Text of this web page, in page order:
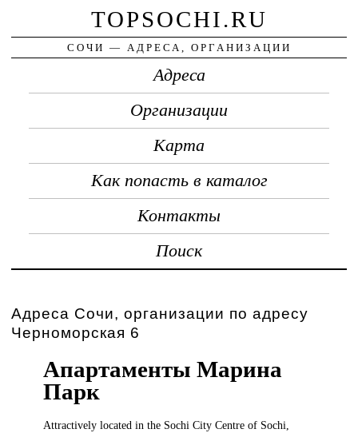
TOPSOCHI.RU
СОЧИ — АДРЕСА, ОРГАНИЗАЦИИ
Адреса
Организации
Карта
Как попасть в каталог
Контакты
Поиск
Адреса Сочи, организации по адресу
Черноморская 6
Апартаменты Марина
Парк
Attractively locatedin the Sochi City Centre of Sochi,